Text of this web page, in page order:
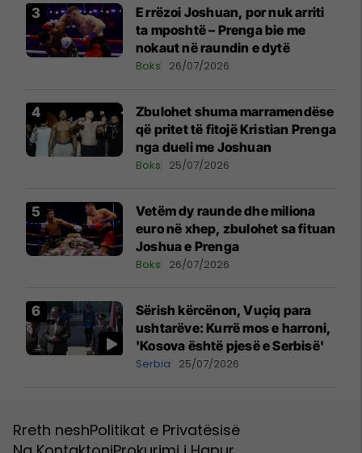
E rrëzoi Joshuan, por nuk arriti
ta mposhtë – Prenga bie me
nokaut në raundin e dytë
Boks 26/07/2026
Zbulohet shuma marramendëse
që pritet të fitojë Kristian Prenga
nga dueli me Joshuan
Boks 25/07/2026
Vetëm dy raunde dhe miliona
euro në xhep, zbulohet sa fituan
Joshua e Prenga
Boks 26/07/2026
Sërish kërcënon, Vuçiq para
ushtarëve: Kurrë mos e harroni,
'Kosova është pjesë e Serbisë'
Serbia 25/07/2026
Rreth neshPolitikat e Privatësisë